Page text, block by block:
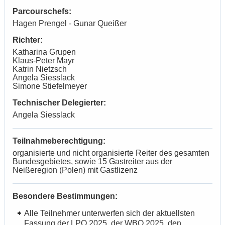
Parcourschefs:
Hagen Prengel - Gunar Queißer
Richter:
Katharina Grupen
Klaus-Peter Mayr
Katrin Nietzsch
Angela Siesslack
Simone Stiefelmeyer
Technischer Delegierter:
Angela Siesslack
Teilnahmeberechtigung:
organisierte und nicht organisierte Reiter des gesamten
Bundesgebietes, sowie 15 Gastreiter aus der
Neißeregion (Polen) mit Gastlizenz
Besondere Bestimmungen:
Alle Teilnehmer unterwerfen sich der aktuellsten
Fassung der LPO 2025, der WBO 2025, den